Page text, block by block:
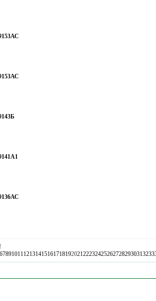
6789101112131415161718192021222324252627282930313233